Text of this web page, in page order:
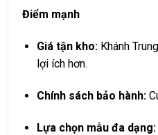
Điểm mạnh
Giá tận kho:Khánh
lợi ích hơn.
Chính sách bảo hành:
Lựa chọn mẫu đa dạng: